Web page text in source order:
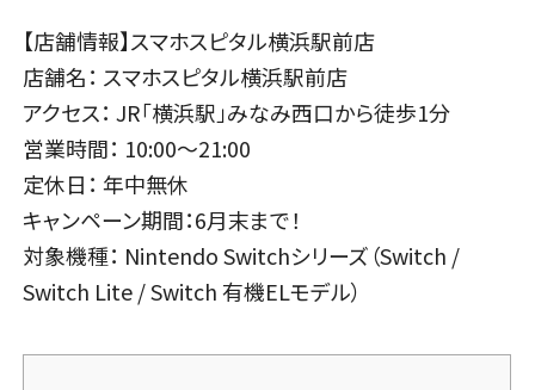
【店舗情報】スマホスピタル横浜駅前店
店舗名： スマホスピタル横浜駅前店
アクセス： JR「横浜駅」みなみ西口から徒歩1分
営業時間： 10:00〜21:00
定休日： 年中無休
キャンペーン期間：6月末まで！
対象機種： Nintendo Switchシリーズ（Switch /
Switch Lite / Switch 有機ELモデル）